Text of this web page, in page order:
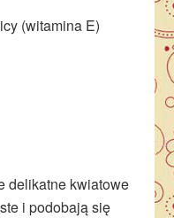
(witamina E)
delikatne kwiatowe
i podobają się